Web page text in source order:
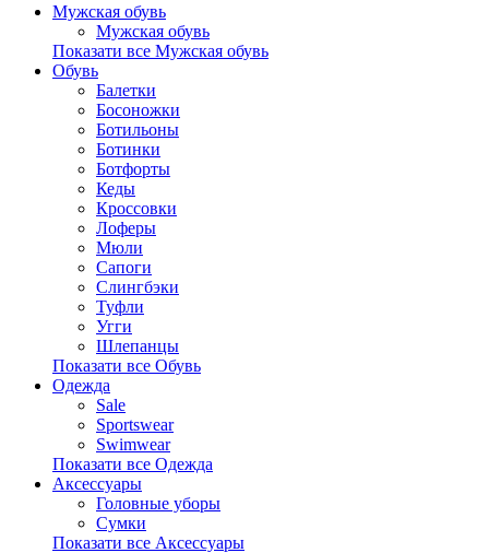
Мужская обувь
Мужская обувь
Показати все Мужская обувь
Обувь
Балетки
Босоножки
Ботильоны
Ботинки
Ботфорты
Кеды
Кроссовки
Лоферы
Мюли
Сапоги
Слингбэки
Туфли
Угги
Шлепанцы
Показати все Обувь
Одежда
Sale
Sportswear
Swimwear
Показати все Одежда
Аксессуары
Головные уборы
Сумки
Показати все Аксессуары